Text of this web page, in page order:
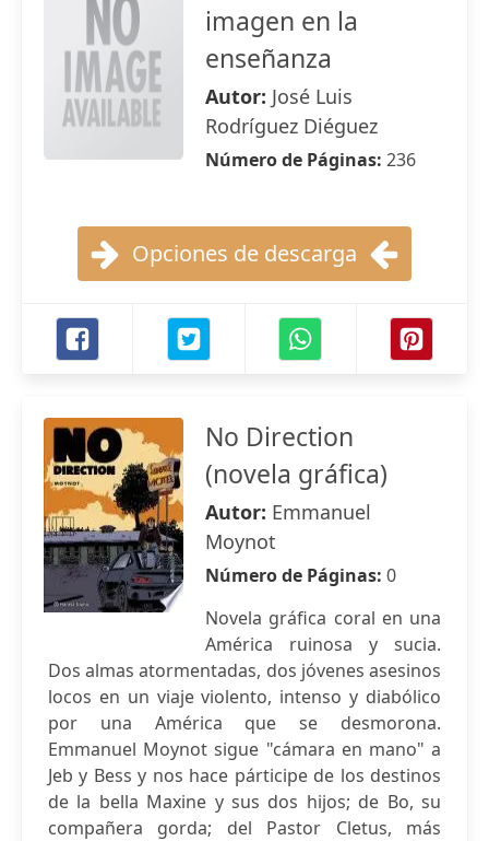
imagen en la
enseñanza
Autor: José Luis
Rodríguez Diéguez
Número de Páginas: 236
Opciones de descarga
No Direction
(novela gráfica)
Autor: Emmanuel
Moynot
Número de Páginas: 0
Novela gráfica coral en una
América ruinosa y sucia.
Dos almas atormentadas, dos jóvenes asesinos
locos en un viaje violento, intenso y diabólico
por una América que se desmorona.
Emmanuel Moynot sigue "cámara en mano" a
Jeb y Bess y nos hace párticipe de los destinos
de la bella Maxine y sus dos hijos; de Bo, su
compañera gorda; del Pastor Cletus, más